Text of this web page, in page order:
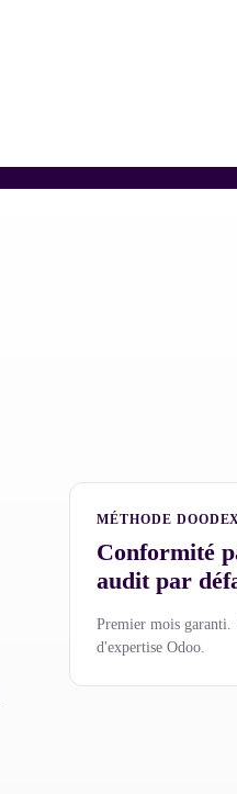
MÉTHODE
Conformité
audit par
Premier mois garanti.
d'expertise Odoo.